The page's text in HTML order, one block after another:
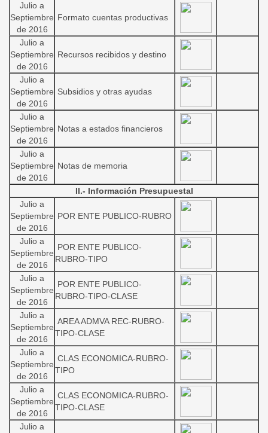
Julio a
Septiembre
de 2016
Formato cuentas productivas
Julio a
Septiembre
de 2016
Recursos recibidos y destino
Julio a
Septiembre
de 2016
Subsidios y otras ayudas
Julio a
Septiembre
de 2016
Notas a estados financieros
Julio a
Septiembre
de 2016
Notas de memoria
II.- Información Presupuestal
Julio a
Septiembre
de 2016
POR ENTE PUBLICO-RUBRO
Julio a
Septiembre
de 2016
POR ENTE PUBLICO-
RUBRO-TIPO
Julio a
Septiembre
de 2016
POR ENTE PUBLICO-
RUBRO-TIPO-CLASE
Julio a
Septiembre
de 2016
AREA ADMVA REC-RUBRO-
TIPO-CLASE
Julio a
Septiembre
de 2016
CLAS ECONOMICA-RUBRO-
TIPO
Julio a
Septiembre
de 2016
CLAS ECONOMICA-RUBRO-
TIPO-CLASE
Julio a